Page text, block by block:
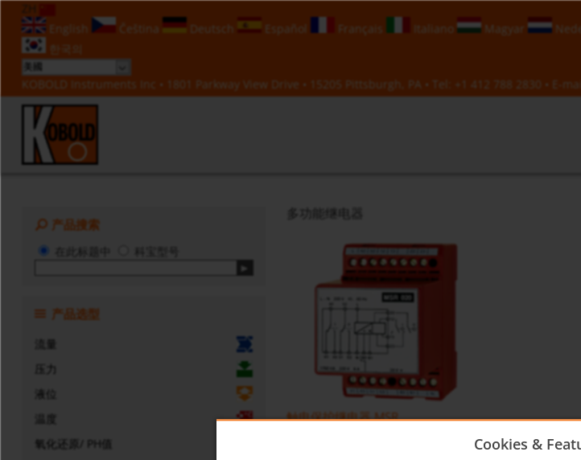
English
Čeština Deutsch Español Français Italiano Magyar
한국의
KOBOLD Instruments Inc • 1801 Parkway View Drive • 15205 Pittsburgh, PA • Tel: +1 412 788 2830 • E-
产品搜索
在此标题中 科宝型号
产品选型
流量
压力
液位
温度
氧化还原/ PH值
多功能继电器
触电保护继电器 MSR
Cookies &